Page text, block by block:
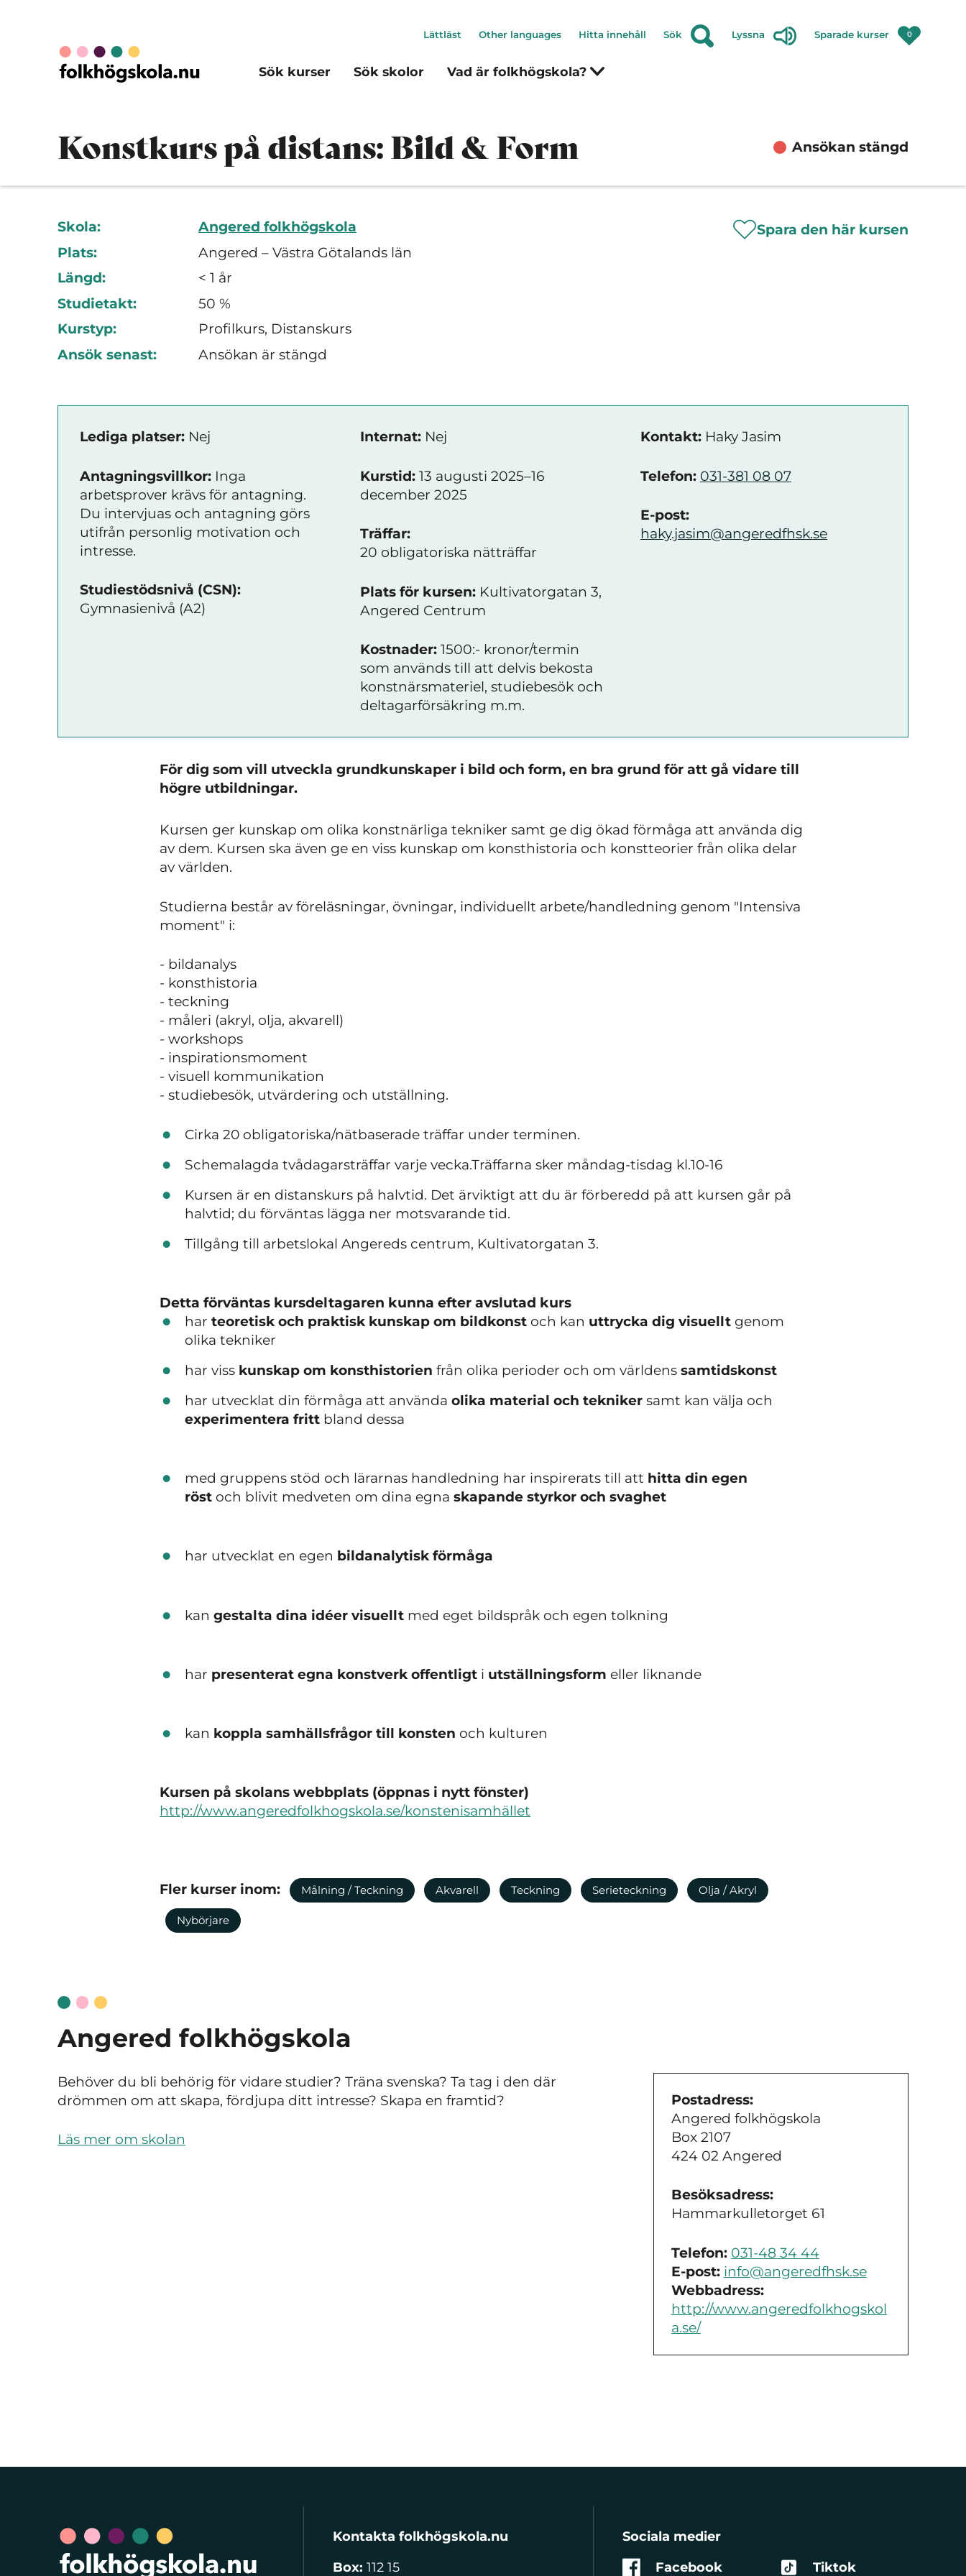
Sök kurser Sök skolor Vad är folkhögskola?
Lättläst Other languages Hitta innehåll Sök Lyssna Sparade kurser 0
Konstkurs på distans: Bild & Form Ansökan stängd
Skola:
Angered folkhögskola
Plats:
Angered – Västra Götalands län
Längd:
< 1 år
Studietakt:
50 %
Kurstyp:
Profilkurs, Distanskurs
Ansök senast:
Ansökan är stängd
Spara den här kursen
Lediga platser: Nej
Antagningsvillkor: Inga
arbetsprover krävs för antagning.
Du intervjuas och antagning görs
utifrån personlig motivation och
intresse.
Studiestödsnivå (CSN):
Gymnasienivå (A2)
Internat: Nej
Kurstid: 13 augusti 2025–16
december 2025
Träffar:
20 obligatoriska nätträffar
Plats för kursen: Kultivatorgatan 3,
Angered Centrum
Kostnader: 1500:- kronor/termin
som används till att delvis bekosta
konstnärsmateriel, studiebesök och
deltagarförsäkring m.m.
Kontakt: Haky Jasim
Telefon: 031-381 08 07
E-post:
haky.jasim@angeredfhsk.se
För dig som vill utveckla grundkunskaper i bild och form, en bra grund för att gå vidare till
högre utbildningar.
Kursen ger kunskap om olika konstnärliga tekniker samt ge dig ökad förmåga att använda dig
av dem. Kursen ska även ge en viss kunskap om konsthistoria och konstteorier från olika delar
av världen.
Studierna består av föreläsningar, övningar, individuellt arbete/handledning genom "Intensiva
moment" i:
- bildanalys
- konsthistoria
- teckning
- måleri (akryl, olja, akvarell)
- workshops
- inspirationsmoment
- visuell kommunikation
- studiebesök, utvärdering och utställning.
Cirka 20 obligatoriska/nätbaserade träffar under terminen.
Schemalagda tvådagarsträffar varje vecka.Träffarna sker måndag-tisdag kl.10-16
Kursen är en distanskurs på halvtid. Det ärviktigt att du är förberedd på att kursen går på
halvtid; du förväntas lägga ner motsvarande tid.
Tillgång till arbetslokal Angereds centrum, Kultivatorgatan 3.
Detta förväntas kursdeltagaren kunna efter avslutad kurs
harteoretisk och praktisk kunskap om bildkonst och kan uttrycka dig visuellt genom
olika tekniker
har viss kunskap om konsthistorienfrån olika perioder och om världenssamtidskonst
har utvecklat din förmåga att användaolika material och teknikersamt kan välja och
experimentera fritt bland dessa
med gruppens stöd och lärarnas handledning har inspirerats till att hitta din egen
röst och blivit medveten om dina egnaskapande styrkor och svaghet
har utvecklat en egen bildanalytisk förmåga
kangestalta dina idéer visuellt med eget bildspråk och egen tolkning
har presenterat egna konstverk offentligt i utställningsform eller liknande
kan koppla samhällsfrågor till konsten och kulturen
Kursen på skolans webbplats (öppnas i nytt fönster)
http://www.angeredfolkhogskola.se/konstenisamhället
Fler kurser inom: Målning / Teckning Akvarell Teckning Serieteckning Olja / Akryl
Nybörjare
Angered folkhögskola
Behöver du bli behörig för vidare studier? Träna svenska? Ta tag i den där
drömmen om att skapa, fördjupa ditt intresse? Skapa en framtid?
Läs mer om skolan
Postadress:
Angered folkhögskola
Box 2107
424 02 Angered
Besöksadress:
Hammarkulletorget 61
Telefon: 031-48 34 44
E-post: info@angeredfhsk.se
Webbadress:
http://www.angeredfolkhogskol
a.se/
Kontakta folkhögskola.nu
Box:112 15
Sociala medier
Facebook
Tiktok